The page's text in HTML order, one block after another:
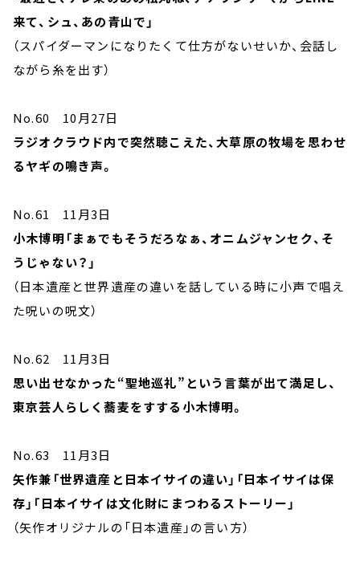
来て、シュ、あの青山で」
（スパイダーマンになりたくて仕方がないせいか、会話し
ながら糸を出す）
No.60 10月27日
ラジオクラウド内で突然聴こえた、大草原の牧場を思わせ
るヤギの鳴き声。
No.61 11月3日
小木博明「まぁでもそうだろなぁ、オニムジャンセク、そ
うじゃない？」
（日本遺産と世界遺産の違いを話している時に小声で唱え
た呪いの呪文）
No.62 11月3日
思い出せなかった“聖地巡礼”という言葉が出て満足し、
東京芸人らしく蕎麦をすする小木博明。
No.63 11月3日
矢作兼「世界遺産と日本イサイの違い」「日本イサイは保
存」「日本イサイは文化財にまつわるストーリー」
（矢作オリジナルの「日本遺産」の言い方）